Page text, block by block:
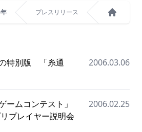
プレスリリース
特別版 「糸通
2006.03.06
ームコンテスト」
プレイヤー説明会
2006.02.25